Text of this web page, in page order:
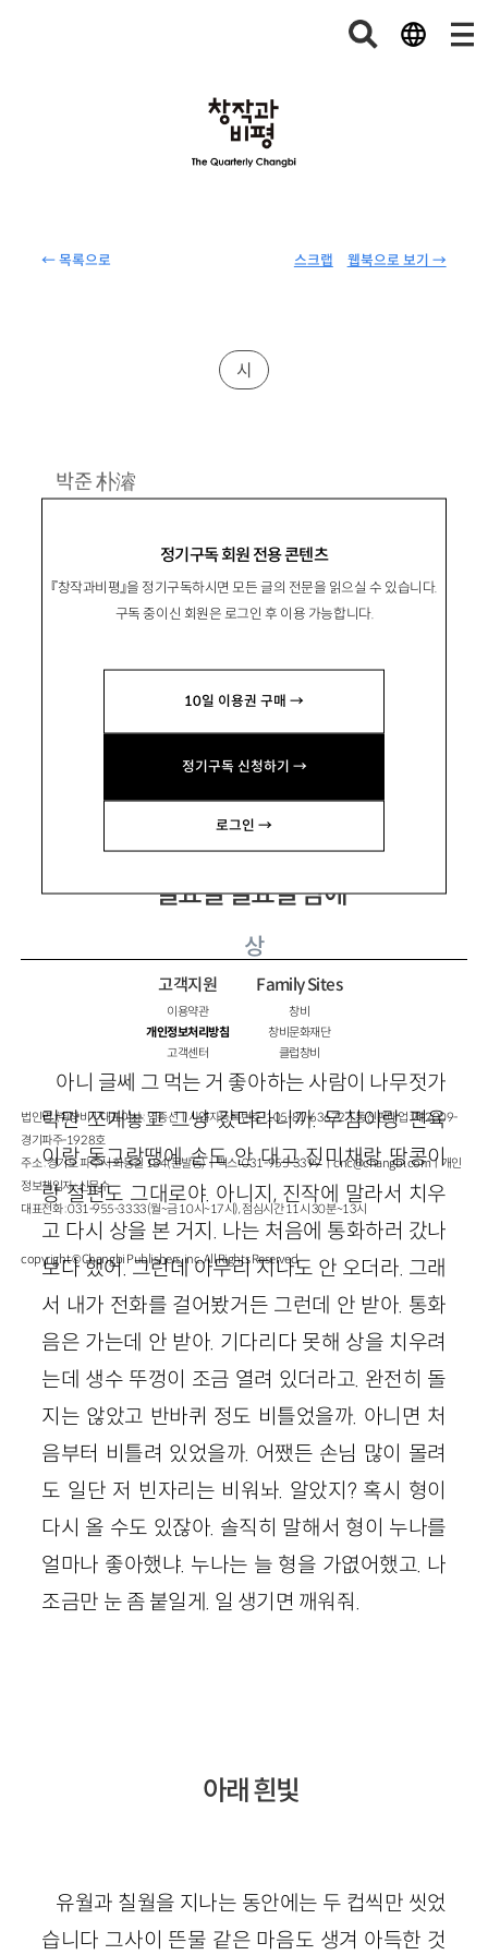
← 목록으로 웹북으로 보기 →
스크랩
정기구독 회원 전용 콘텐츠
『창작과비평』을 정기구독하시면 모든 글의 전문을 읽으실 수 있습니다.
구독 중이신 회원은 로그인 후 이용 가능합니다.
10일 이용권 구매 →
정기구독 신청하기 →
로그인 →
시
박준朴濬
시집 『당신의 이름을 지어다가 며칠은 먹었다』
mynameisjoon@hanmail.net
일요일 일요일 밤에
상
아니 글쎄 그 먹는 거 좋아하는 사람이 나무젓가
락만 쪼개놓고 그냥 갔더라니까. 무침이랑 편육
이랑 동그랑땡에 손도 안 대고 진미채랑 땅콩이
랑 절편도 그대로야. 아니지, 진작에 말라서 치우
고 다시 상을 본 거지. 나는 처음에 통화하러 갔나
보다 했어. 그런데 아무리 지나도 안 오더라. 그래
서 내가 전화를 걸어봤거든 그런데 안 받아. 통화
음은 가는데 안 받아. 기다리다 못해 상을 치우려
는데 생수 뚜껑이 조금 열려 있더라고. 완전히 돌
지는 않았고 반바퀴 정도 비틀었을까. 아니면 처
음부터 비틀려 있었을까. 어쨌든 손님 많이 몰려
도 일단 저 빈자리는 비워놔. 알았지? 혹시 형이
다시 올 수도 있잖아. 솔직히 말해서 형이 누나를
얼마나 좋아했냐. 누나는 늘 형을 가엾어했고. 나
조금만 눈 좀 붙일게. 일 생기면 깨워줘.
아래 흰빛
유월과 칠월을 지나는 동안에는 두 컵씩만 씻었
습니다 그사이 뜬물 같은 마음도 생겨 아득한 것
고객지원
이용약관
개인정보처리방침
고객센터
Family Sites
창비
창비문화재단
클럽창비
법인명 : ㈜창비ㅣ대표이사 : 염종선ㅣ사업자등록번호 : 105-81-63672ㅣ통신판매업 : 제 2009-
경기파주-1928호
주소 : 경기도 파주시 회동길 184(문발동)ㅣ팩스 : 031-955-3399 ㅣcnc@changbi.comㅣ개인
정보책임자 : 신문수
대표전화 : 031-955-3333(월~금 10시~17시), 점심시간 11시 30분~13시
copyright © Changbi Publishers, inc. All Rights Reserved.